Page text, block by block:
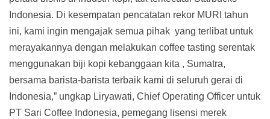
Indonesia. Di kesempatan pencatatan rekor MURI tahun
ini, kami ingin mengajak semua pihak yang terlibat untuk
merayakannya dengan melakukan coffee tasting serentak
menggunakan biji kopi kebanggaan kita , Sumatra,
bersama barista-barista terbaik kami di seluruh gerai di
Indonesia,” ungkap Liryawati, Chief Operating Officer untuk
PT Sari Coffee Indonesia, pemegang lisensi merek